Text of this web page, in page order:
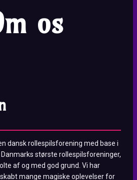
os
dansk rollespilsforening med base i
Danmarks største rollespilsforeninger,
af og med god grund. Vi har
mange magiske oplevelser for